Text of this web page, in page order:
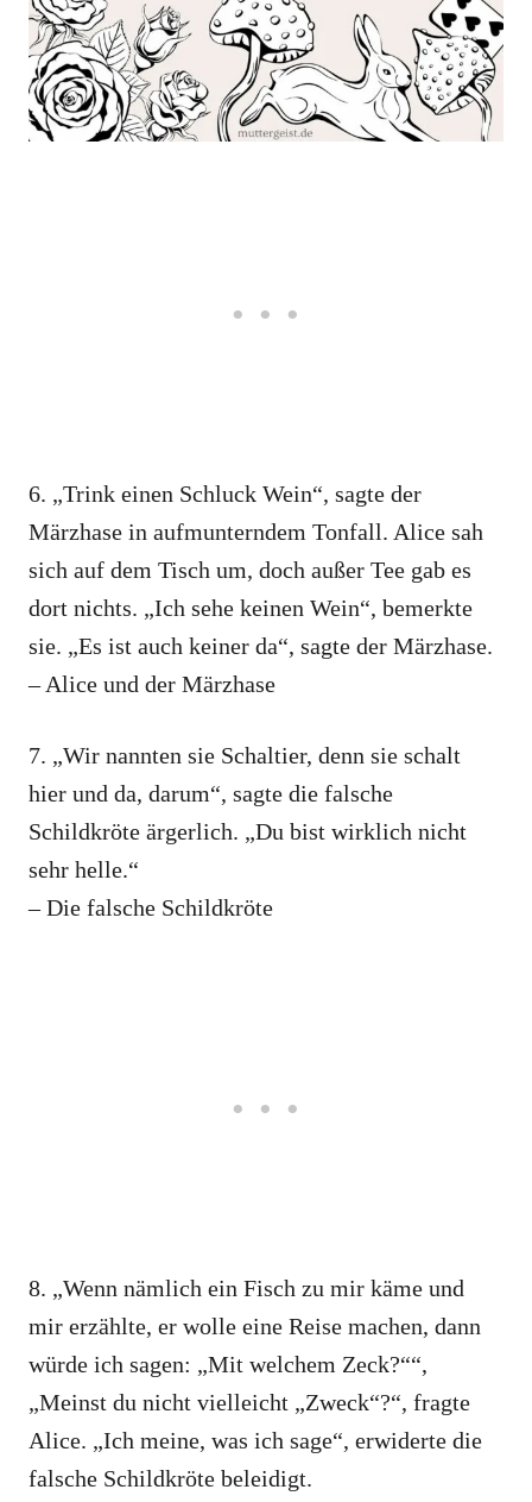
6. „Trink einen Schluck Wein“, sagte der
Märzhase in aufmunterndem Tonfall. Alice sah
sich auf dem Tisch um, doch außer Tee gab es
dort nichts. „Ich sehe keinen Wein“, bemerkte
sie. „Es ist auch keiner da“, sagte der Märzhase.
– Alice und der Märzhase
7. „Wir nannten sie Schaltier, denn sie schalt
hier und da, darum“, sagte die falsche
Schildkröte ärgerlich. „Du bist wirklich nicht
sehr helle.“
– Die falsche Schildkröte
8. „Wenn nämlich ein Fisch zu mir käme und
mir erzählte, er wolle eine Reise machen, dann
würde ich sagen: „Mit welchem Zeck?““,
„Meinst du nicht vielleicht „Zweck“?“, fragte
Alice. „Ich meine, was ich sage“, erwiderte die
falsche Schildkröte beleidigt.